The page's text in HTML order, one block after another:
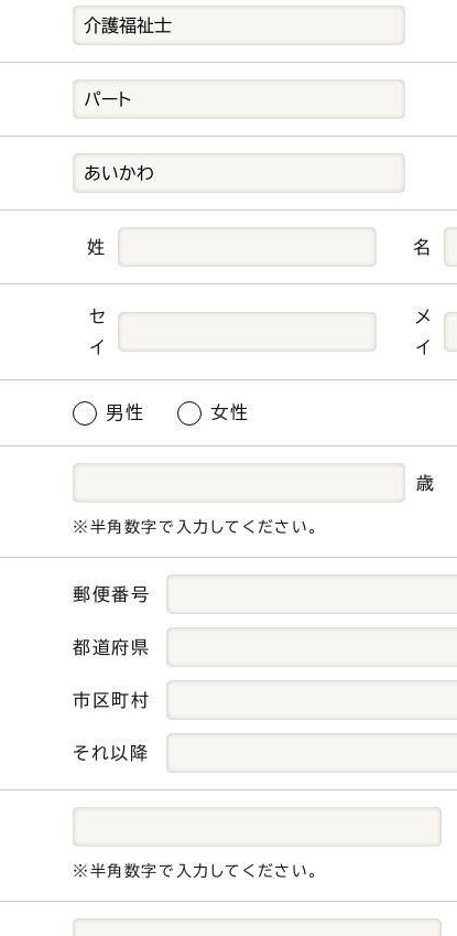
姓 名
セ
イ
メ
イ
男性 女性
歳
※半角数字で入力してください。
郵便番号
都道府県
市区町村
それ以降
※半角数字で入力してください。